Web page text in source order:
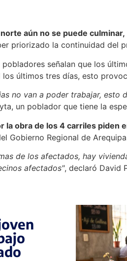
aún no se puede culminar,
priorizado la continuidad
señalan que los
últimos tres días, esto
no van a poder trabajar,
un poblador que tiene la
la obra de los 4 carriles
Gobierno Regional de
de los afectados, hay
afectados", declaró David